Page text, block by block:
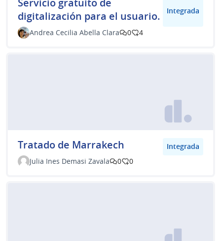
digitalización para el usuario.
Integrada
Andrea Cecilia Abella Clara 0 4
Tratado de Marrakech
Integrada
Julia Ines Demasi Zavala
0 0